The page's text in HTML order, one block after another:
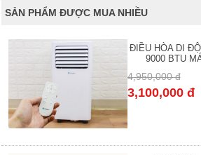
SẢN PHẨM ĐƯỢC MUA NHIỀU
ĐIỀU HÒA DI
9000 BTU
4,950,000 đ
3,100,000 đ